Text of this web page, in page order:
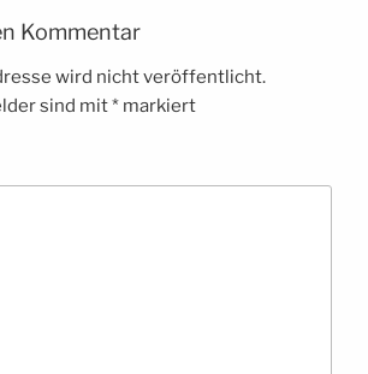
Kommentar
wird nicht veröffentlicht.
sind mit* markiert